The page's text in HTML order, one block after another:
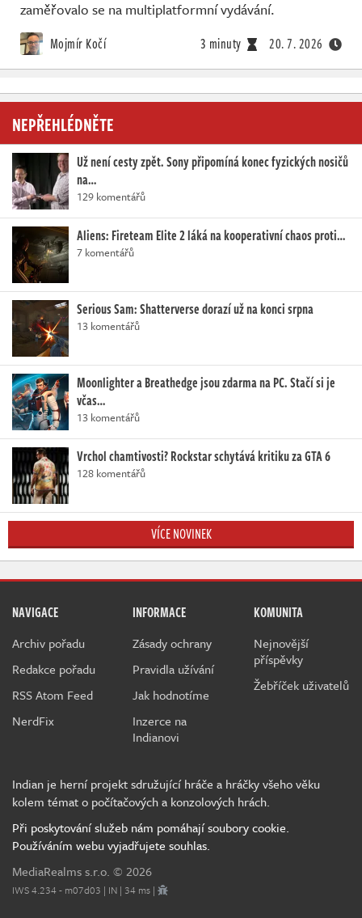
zaměřovalo se na multiplatformní vydávání.
Mojmír Kočí 3 minuty 20. 7. 2026
NEPŘEHLÉDNĚTE
Už není cesty zpět. Sony připomíná konec fyzických nosičů
na…
129 komentářů
Aliens: Fireteam Elite 2 láká na kooperativní chaos proti…
7 komentářů
Serious Sam: Shatterverse dorazí už na konci srpna
13 komentářů
Moonlighter a Breathedge jsou zdarma na PC. Stačí si je
včas…
13 komentářů
Vrchol chamtivosti? Rockstar schytává kritiku za GTA 6
128 komentářů
VÍCE NOVINEK
NAVIGACE
Archiv pořadu
Redakce pořadu
RSS Atom Feed
NerdFix
INFORMACE
Zásady ochrany
Pravidla užívání
Jak hodnotíme
Inzerce na
Indianovi
KOMUNITA
Nejnovější
příspěvky
Žebříček uživatelů
Indian je herní projekt sdružující hráče a hráčky všeho věku
kolem témat o počítačových a konzolových hrách.
Při poskytování služeb nám pomáhají soubory cookie.
Používáním webu vyjadřujete souhlas.
MediaRealms s.r.o. © 2026
IWS 4.234 - m07d03 | IN | 34 ms |